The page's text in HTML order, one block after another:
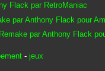
Flack par RetroManiac
par Anthony Flack pour
par Anthony Flack
- jeux